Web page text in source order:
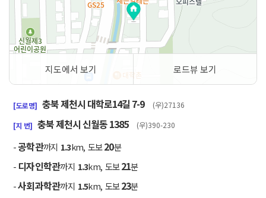
지도에서 보기 로드뷰 보기
[도로명] 충북 제천시 대학로14길 7-9 (우)27136
[지 번] 충북 제천시 신월동 1385 (우)390-230
-공학관까지 1.3km, 도보20분
-디자인학관까지 1.3km, 도보21분
-사회과학관까지 1.5km, 도보23분